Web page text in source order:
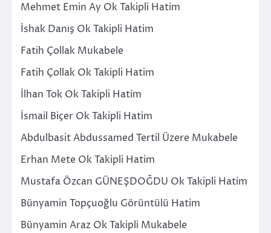
Mehmet Emin Ay Ok Takipli Hatim
İshak Danış Ok Takipli Hatim
Fatih Çollak Mukabele
Fatih Çollak Ok Takipli Hatim
İlhan Tok Ok Takipli Hatim
İsmail Biçer Ok Takipli Hatim
Abdulbasit Abdussamed Tertil Üzere Mukabele
Erhan Mete Ok Takipli Hatim
Mustafa Özcan GÜNEŞDOĞDU Ok Takipli Hatim
Bünyamin Topçuoğlu Görüntülü Hatim
Bünyamin Araz Ok Takipli Mukabele